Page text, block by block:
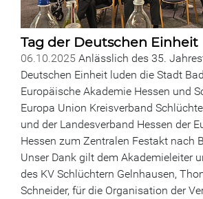
Tag der Deutschen Einheit
06.10.2025 Anlässlich des 35.
Deutschen Einheit luden die Stadt
Europäische Akademie Hessen und
Europa Union Kreisverband
und der Landesverband Hessen der
Hessen zum Zentralen Festakt nach
Unser Dank gilt dem Akademieleiter
des KV Schlüchtern Gelnhausen,
Schneider, für die Organisation der